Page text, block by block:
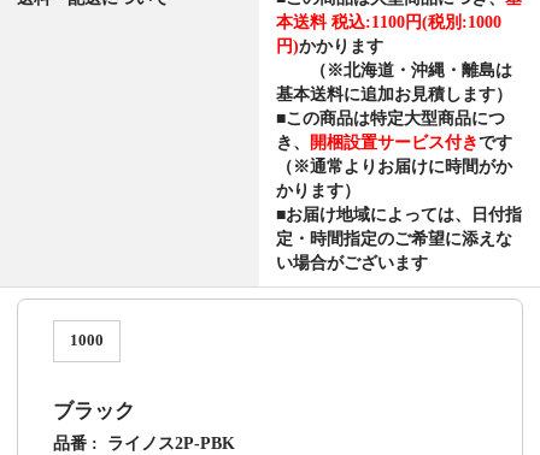
本送料 税込:1100円(税別:1000
円)かかります
（※北海道・沖縄・離島は
基本送料に追加お見積します）
■この商品は特定大型商品につ
き、
開梱設置サービス付きです
（※通常よりお届けに時間がか
かります）
■お届け地域によっては、日付指
定・時間指定のご希望に添えな
い場合がございます
1000
ブラック
品番
ライノス2P-PBK